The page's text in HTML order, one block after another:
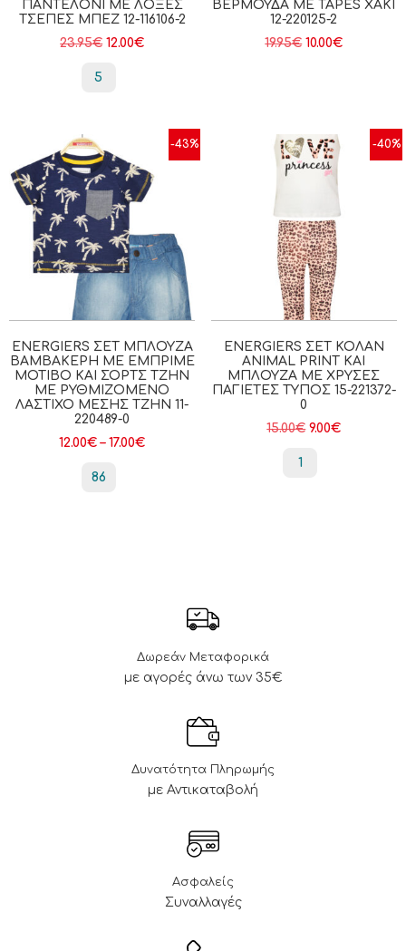
ΠΑΝΤΕΛΌΝΙ ΜΕ ΛΟΞΈΣ
ΤΣΈΠΕΣ ΜΠΕΖ 12-116106-2
23.95€ 12.00€
5
ΒΕΡΜΟΎΔΑ ΜΕ TAPES ΧΑΚΙ
12-220125-2
19.95€ 10.00€
-43%
ENERGIERS ΣΕΤ ΜΠΛΟΎΖΑ
ΒΑΜΒΑΚΕΡΉ ΜΕ ΕΜΠΡΙΜΈ
ΜΟΤΊΒΟ ΚΑΙ ΣΟΡΤΣ ΤΖΗΝ
ΜΕ ΡΥΘΜΙΖΌΜΕΝΟ
ΛΆΣΤΙΧΟ ΜΈΣΗΣ ΤΖΗΝ 11-
220489-0
12.00€ – 17.00€
86
-40%
ENERGIERS ΣΕΤ ΚΟΛΆΝ
ANIMAL PRINT ΚΑΙ
ΜΠΛΟΎΖΑ ΜΕ ΧΡΥΣΈΣ
ΠΑΓΙΈΤΕΣ ΤΎΠΟΣ 15-221372-
0
15.00€ 9.00€
1
Δωρεάν Μεταφορικά
με αγορές άνω των 35€
Δυνατότητα Πληρωμής
με Αντικαταβολή
Ασφαλείς
Συναλλαγές